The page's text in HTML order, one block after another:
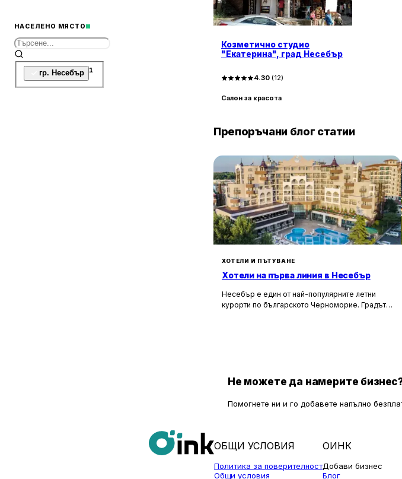
НАСЕЛЕНО МЯСТО
гр. Несебър 1
Козметично студио
"Екатерина", град Несебър
4.30 (12)
Салон за красота
Препоръчани блог статии
ХОТЕЛИ И ПЪТУВАНЕ
Хотели на първа линия в Несебър
Несебър е един от най-популярните летни
курорти по българското Черноморие. Градът
Не можете да намерите
Помогнете ни и го добавете напълно
ОБЩИ УСЛОВИЯ
Политика за поверителност
Общи условия
ОИНК
Добави бизнес
Блог